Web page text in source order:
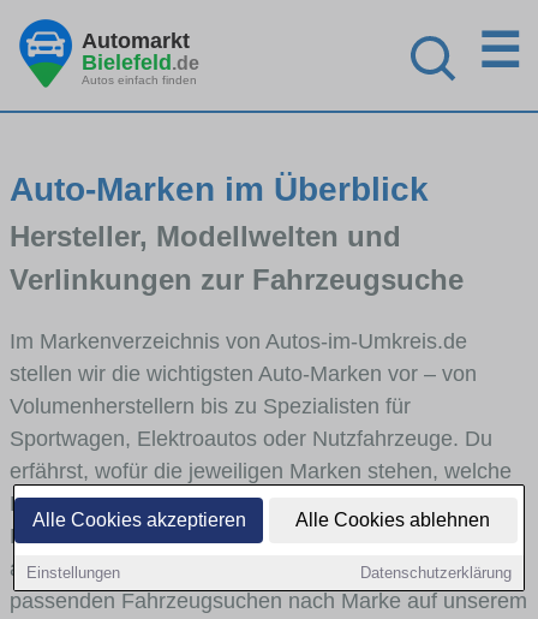
Alle Cookies akzeptieren Alle Cookies ablehnen
Einstellungen Datenschutzerklärung
Automarkt
Bielefeld.de
Autos einfach finden
☰
Auto-Marken im Überblick
Hersteller, Modellwelten und
Verlinkungen zur Fahrzeugsuche
Im Markenverzeichnis von Autos-im-Umkreis.de
stellen wir die wichtigsten Auto-Marken vor – von
Volumenherstellern bis zu Spezialisten für
Sportwagen, Elektroautos oder Nutzfahrzeuge. Du
erfährst, wofür die jeweiligen Marken stehen, welche
Fahrzeugklassen sie abdecken und wie sich die
Modellwelten unterscheiden. Von den Markenportraits
aus gelangst du mit internen Links bequem zu den
passenden Fahrzeugsuchen nach Marke auf unserem